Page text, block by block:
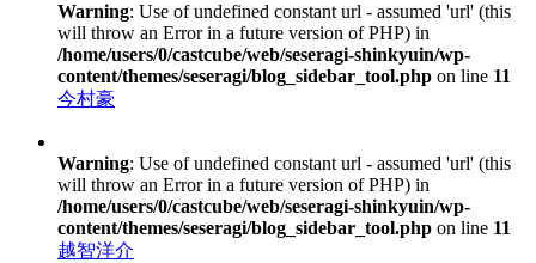
Warning: Use of undefined constant url - assumed 'url' (this
will throw an Error in a future version of PHP) in
/home/users/0/castcube/web/seseragi-shinkyuin/wp-
content/themes/seseragi/blog_sidebar_tool.php on line 11
今村豪
Warning: Use of undefined constant url - assumed 'url' (this
will throw an Error in a future version of PHP) in
/home/users/0/castcube/web/seseragi-shinkyuin/wp-
content/themes/seseragi/blog_sidebar_tool.php on line 11
越智洋介